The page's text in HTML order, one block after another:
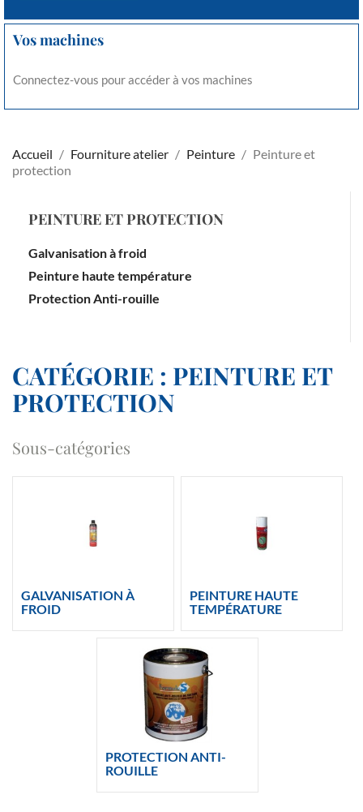
Vos machines
Connectez-vous pour accéder à vos machines
Accueil Fourniture atelier Peinture
Peinture et
protection
PEINTURE ET PROTECTION
Galvanisation à froid
Peinture haute température
Protection Anti-rouille
CATÉGORIE : PEINTURE ET
PROTECTION
Sous-catégories
GALVANISATION À
FROID
PEINTURE HAUTE
TEMPÉRATURE
PROTECTION ANTI-
ROUILLE